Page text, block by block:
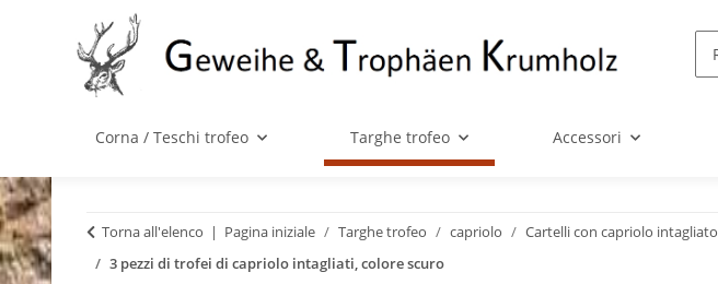
Corna / Teschi trofeo Targhe trofeo Accessori
Torna all'elenco Pagina iniziale Targhe trofeo capriolo Cartelli con capriolo intagliato
3 pezzi di trofei di capriolo intagliati, colore scuro